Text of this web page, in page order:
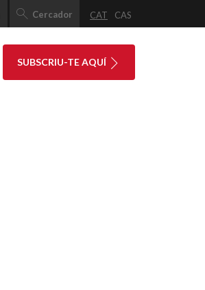
Cercador CAT CAS
SUBSCRIU-TE AQUÍ